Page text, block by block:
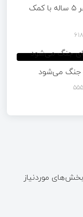
دختر ۹ ساله قربانی سیلاب شد/ خواهر ۵ ساله با کمک
618
جنگ می‌شود
555
بخش‌های موردنیاز